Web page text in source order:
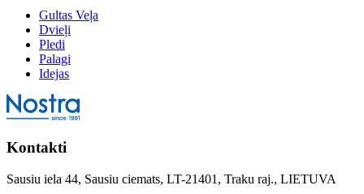
Gultas Veļa
Dvieļi
Pledi
Palagi
Idejas
Kontakti
Sausiu iela 44, Sausiu ciemats, LT-21401, Traku raj., LIETUVA